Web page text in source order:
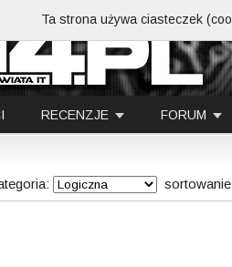
RECENZJE FORUM
Ta strona używa ciasteczek